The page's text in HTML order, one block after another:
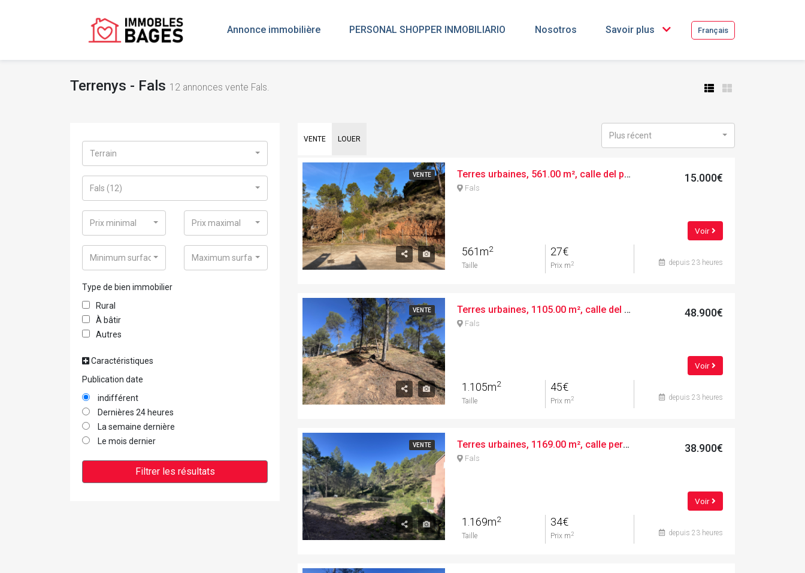
Annonce immobilière PERSONAL SHOPPER INMOBILIARIO Nosotros Savoir plus Français
Terrenys - Fals 12 annonces vente Fals.
Terrain
Fals (12)
Prix minimal Prix maximal
Minimum surface Maximum surface
Type de bien immobilier
Rural
À bâtir
Autres
Caractéristiques
Publication date
indifférent
Dernières 24 heures
La semaine dernière
Le mois dernier
Filtrer les résultats
VENTE LOUER Plus récent
VENTE Terres urbaines, 561.00 m², calle del panta, 2
Fals
561m2
Taille
27€
Prix m 2
15.000€
Voir
depuis 23 heures
VENTE Terres urbaines, 1105.00 m², calle del boso, 5
Fals
1.105m2
Taille
45€
Prix m 2
48.900€
Voir
depuis 23 heures
VENTE Terres urbaines, 1169.00 m², calle perdius, 22
Fals
1.169m2
Taille
34€
Prix m 2
38.900€
Voir
depuis 23 heures